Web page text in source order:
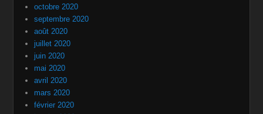
octobre 2020
septembre 2020
août 2020
juillet 2020
juin 2020
mai 2020
avril 2020
mars 2020
février 2020